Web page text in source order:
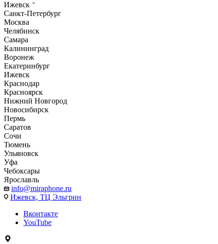
Ижевск
Санкт-Петербург
Москва
Челябинск
Самара
Калининград
Воронеж
Екатеринбург
Ижевск
Краснодар
Красноярск
Нижний Новгород
Новосибирск
Пермь
Саратов
Сочи
Тюмень
Ульяновск
Уфа
Чебоксары
Ярославль
info@miraphone.ru
Ижевск, ТЦ Эльгрин
Вконтакте
YouTube